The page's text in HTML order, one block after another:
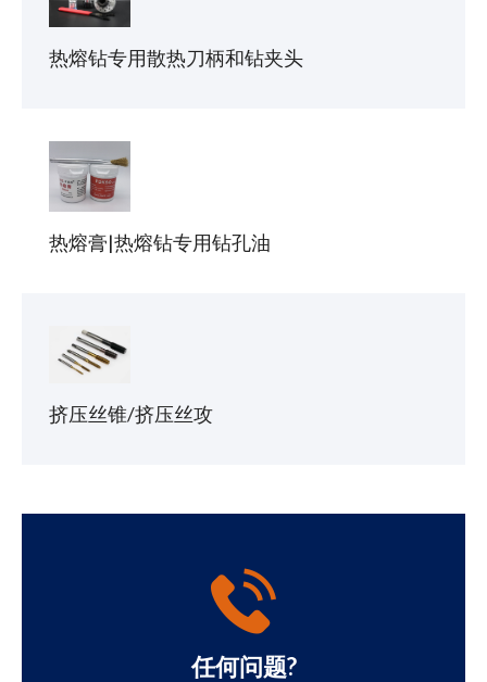
热熔钻专用散热刀柄和钻夹头
热熔膏|热熔钻专用钻孔油
挤压丝锥/挤压丝攻
任何问题?